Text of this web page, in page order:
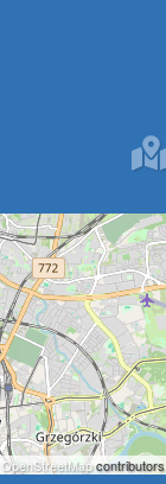
OpenStreetMapcontributors